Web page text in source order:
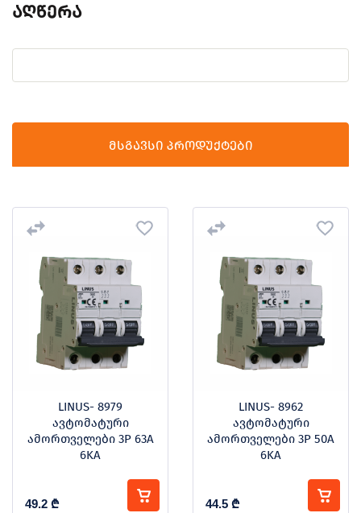
აღწერა
მსგავსი პროდუქტები
LINUS- 8979
ავტომატური
ამორთველები 3P 63A
6KA
49.2 ₾
LINUS- 8962
ავტომატური
ამორთველები 3P 50A
6KA
44.5 ₾